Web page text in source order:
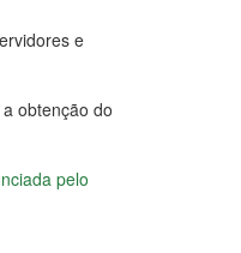
e
obtenção do
pelo